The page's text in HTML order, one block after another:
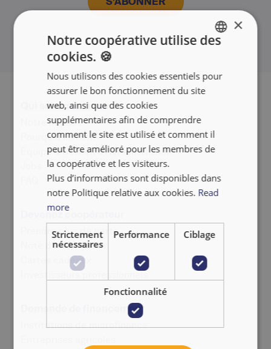
Qui sommes-nous
Notre impact
Pourquoi investir
Équipe & Conseil d'Administration
Devenez coopérateur
Prendre plus de parts
Note d'information
Cartes cadeaux
Investisseurs professionnels
Demande de financement
Institutions de microfinance
FRANÇAIS
×
Notre coopérative utilise des
cookies. 🍪
Nous utilisons des cookies essentiels pour
assurer le bon fonctionnement du site
web, ainsi que des cookies
supplémentaires afin de comprendre
comment le site est utilisé et comment il
peut être amélioré pour les membres de
la coopérative et les visiteurs.
Plus d’informations sont disponibles dans
notre Politique relative aux cookies. Read
more
Strictement
nécessaires
Performance Ciblage
Fonctionnalité